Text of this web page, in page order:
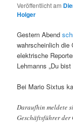
Veröffentlicht am
Holger
Gestern Abend
wahrscheinlich die
elektrische
Lehmanns „Du
Bei Mario Sixtus
Daraufhin meldete
Geschäftsführer